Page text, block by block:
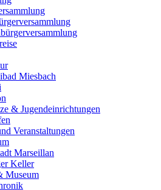
Miesbach
& Jugendeinrichtungen
Veranstaltungen
Marseillan
Keller
Museum